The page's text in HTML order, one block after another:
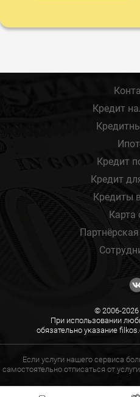
Кредит
Кредит
Кредит
Кредиты
Карта
© 2006-
При использовании
обязательно указание
Если услуги нашего сервиса
самостоятельно отписаться от